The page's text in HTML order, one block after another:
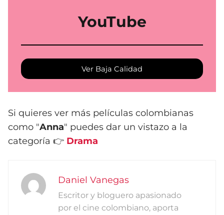
YouTube
Ver Baja Calidad
Si quieres ver más películas colombianas
como "Anna" puedes dar un vistazo a la
categoría 👉 Drama
Daniel Vanegas
Escritor y bloguero apasionado
por el cine colombiano, aporta